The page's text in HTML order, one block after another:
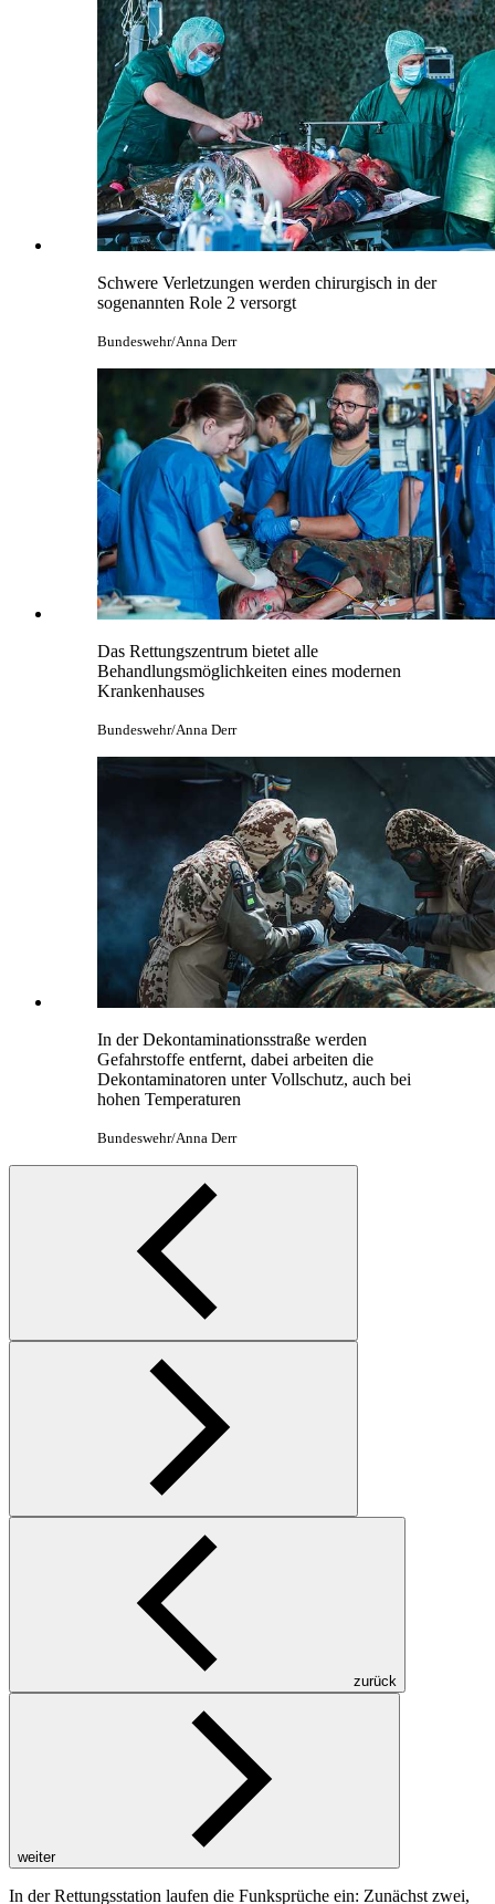
Schwere Verletzungen werden chirurgisch in der
sogenannten Role 2 versorgt
Bundeswehr/Anna Derr
Das Rettungszentrum bietet alle
Behandlungsmöglichkeiten eines modernen
Krankenhauses
Bundeswehr/Anna Derr
In der Dekontaminationsstraße werden
Gefahrstoffe entfernt, dabei arbeiten die
Dekontaminatoren unter Vollschutz, auch bei
hohen Temperaturen
Bundeswehr/Anna Derr
zurück
weiter
In der Rettungsstation laufen die Funksprüche ein: Zunächst zwei,